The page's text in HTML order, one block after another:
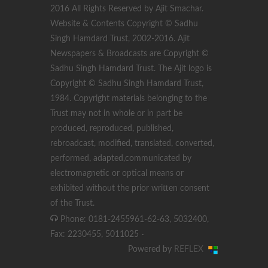
2016 All Rights Reserved by Ajit Smachar.
Website & Contents Copyright © Sadhu
Singh Hamdard Trust, 2002-2016. Ajit
Newspapers & Broadcasts are Copyright ©
Sadhu Singh Hamdard Trust. The Ajit logo is
Copyright © Sadhu Singh Hamdard Trust,
1984. Copyright materials belonging to the
Trust may not in whole or in part be
produced, reproduced, published,
rebroadcast, modified, translated, converted,
performed, adapted,communicated by
electromagnetic or optical means or
exhibited without the prior written consent
of the Trust.
Phone: 0181-2455961-62-63, 5032400,
Fax: 2230455, 5011025 ·
Powered by REFLEX